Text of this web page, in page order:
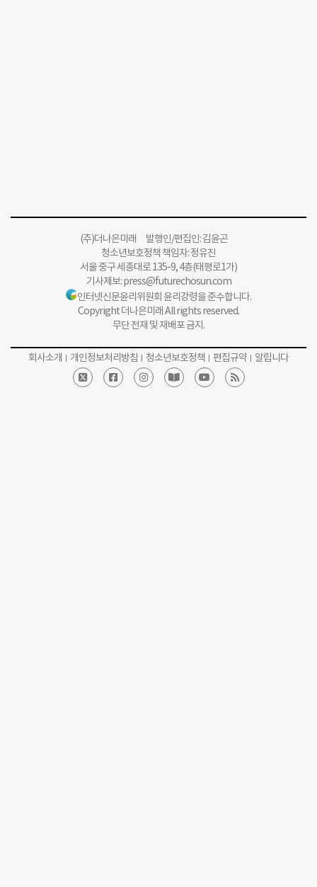
(주)더나은미래 발행인/편집인: 김윤곤
청소년보호정책 책임자: 정유진
서울 중구 세종대로 135-9, 4층(태평로1가)
기사제보:press@futurechosun.com
인터넷신문윤리위원회 윤리강령을 준수합니다.
Copyright 더나은미래 All rights reserved.
무단 전재 및 재배포 금지.
회사소개 개인정보처리방침 청소년보호정책 편집규약 알립니다